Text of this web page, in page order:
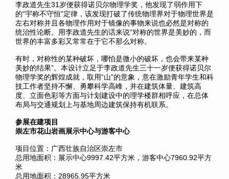
李政道先生31岁便获得诺贝尔物理学奖，他发现了弱作用下
的“宇称不守恒”定律，该发现打破了传统物理界对于物理世界是
左右对称并且各物理作用对于镜像的事物来说也必然是对称的
统治性论断。用李政道先生的话来说“对称的世界是美妙的，而
世界的丰富多彩又常常在于它不那么对称。
有时，对称性的某种破坏，哪怕是微小的破坏，也会带来某种
美妙的结果”。本设计立足于李政道先生三十一岁便获得诺贝尔
物理学奖的辉煌成就，取用“山”的意象，意在激励青年学生和科
技工作者坚持不懈、勇攀科学高峰，并在建筑体量、建筑高
度、立面色彩等方面与计划建设中的理学楼群相呼应，在总体
布局与交通规划上与基地周边建筑保持有机联系。
参展在建项目
崇左市花山岩画展示中心与游客中心
项目位置：广西壮族自治区崇左市
总用地面积：展示中心9997.42平方米，游客中心7960.92平方
米
总用地面积：28965.95平方米